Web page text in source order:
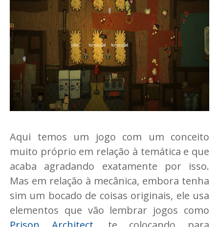
Aqui temos um jogo com um conceito
muito próprio em relação à temática e que
acaba agradando exatamente por isso.
Mas em relação à mecânica, embora tenha
sim um bocado de coisas originais, ele usa
elementos que vão lembrar jogos como